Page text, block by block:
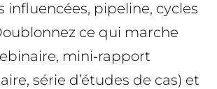
influencées, pipeline, cycles
ce qui marche
mini‑rapport
série d’études de cas) et